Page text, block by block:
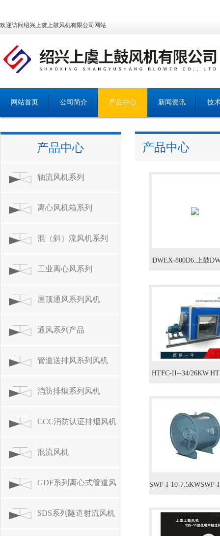
欢迎访问绍兴上虞上鼓风机有限公司网站
网站首页 公司简介 产品中心 新闻资讯 技
产品中心
轴流风机系列
离心风机箱系列
混（斜）流风机系列
工业离心风系列
屋顶通风系列风机
通风系列产品
管道送排风系列风机
消防排烟系列风机
CCC消防认证排烟风机
系列
混流风机
GDF系列离心式管道风
机
SDS系列隧道射流风机
产品中心
DWEX-800D6.上鼓
HTFC-II--34/
SWF-I-10-7.5KWSWF-
换气